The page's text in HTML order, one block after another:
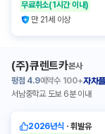
무료취소(1시간 이내)
만 21세 이상
(주)큐렌트카본사
평점 4.9예약수 100+자차
서남중학교 도보 6분 이내
2026년식 ㆍ휘발유